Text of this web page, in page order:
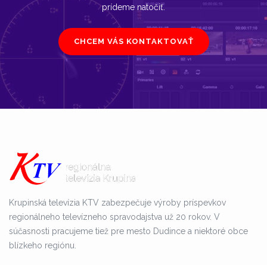
prídeme natočiť.
CHCEM VÁS KONTAKTOVAŤ
Krupinská televízia KTV zabezpečuje výroby príspevkov
regionálneho televízneho spravodajstva už 20 rokov. V
súčasnosti pracujeme tiež pre mesto Dudince a niektoré obce
blízkeho regiónu.